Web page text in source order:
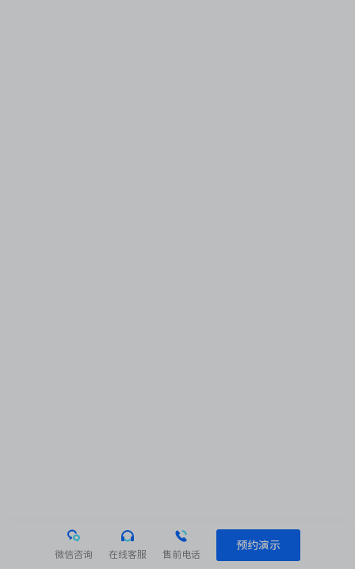
微信咨询 在线客服 售前电话
预约演示